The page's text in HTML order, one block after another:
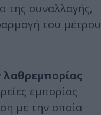
της συναλλαγής,
του μέτρου
εμπορίας
με την οποία